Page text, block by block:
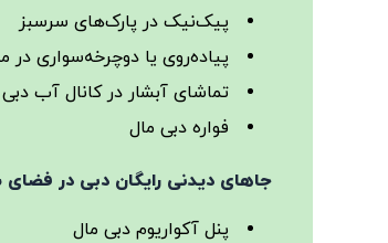
پیک‌نیک در پارک‌های سرسبز
پیاده‌روی یا دوچرخه‌سواری
تماشای آبشار در کانال آب دبی
فواره دبی مال
جاهای دیدنی رایگان دبی در
پنل آکواریوم دبی مال